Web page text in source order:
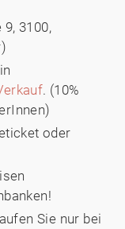
3100,
. (10%
oder
Sie nur bei